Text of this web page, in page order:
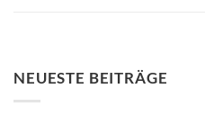
NEUESTE BEITRÄGE